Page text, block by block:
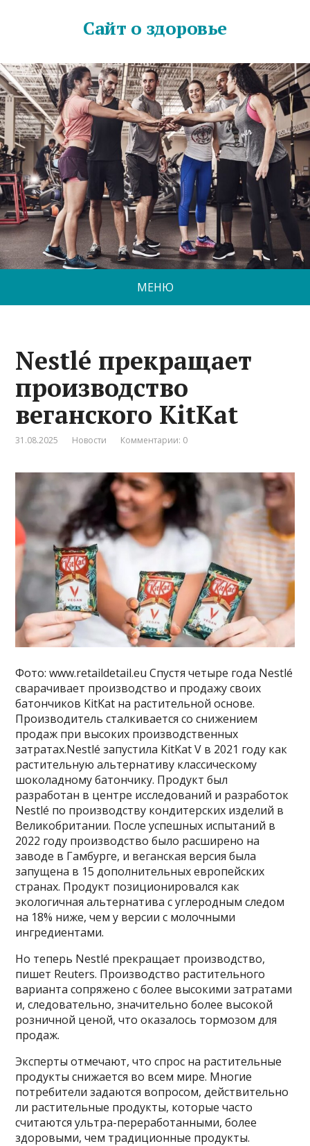
Сайт о здоровье
МЕНЮ
Nestlé прекращает
производство
веганского KitKat
31.08.2025 Новости Комментарии: 0
Фото: www.retaildetail.eu Спустя четыре года Nestlé
сварачивает производство и продажу своих
батончиков KitKat на растительной основе.
Производитель сталкивается со снижением
продаж при высоких производственных
затратах.Nestlé запустила KitKat V в 2021 году как
растительную альтернативу классическому
шоколадному батончику. Продукт был
разработан в центре исследований и разработок
Nestlé по производству кондитерских изделий в
Великобритании. После успешных испытаний в
2022 году производство было расширено на
заводе в Гамбурге, и веганская версия была
запущена в 15 дополнительных европейских
странах. Продукт позиционировался как
экологичная альтернатива с углеродным следом
на 18% ниже, чем у версии с молочными
ингредиентами.
Но теперь Nestlé прекращает производство,
пишет Reuters. Производство растительного
варианта сопряжено с более высокими затратами
и, следовательно, значительно более высокой
розничной ценой, что оказалось тормозом для
продаж.
Эксперты отмечают, что спрос на растительные
продукты снижается во всем мире. Многие
потребители задаются вопросом, действительно
ли растительные продукты, которые часто
считаются ультра-переработанными, более
здоровыми, чем традиционные продукты.